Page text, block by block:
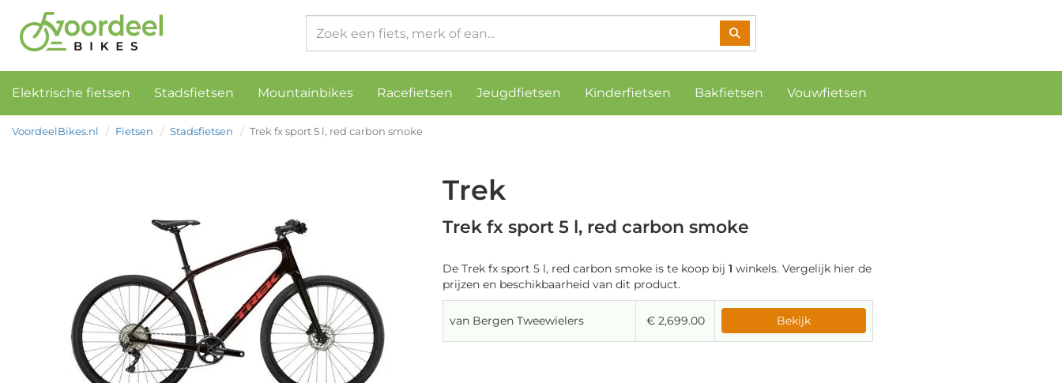
Elektrische fietsen Stadsfietsen Mountainbikes Racefietsen Jeugdfietsen Kinderfietsen Bakfietsen Vouwfietsen
VoordeelBikes.nl Fietsen Stadsfietsen Trek fx sport 5 l, red carbon smoke
Trek
Trek fx sport 5 l, red carbon smoke
De Trek fx sport 5 l, red carbon smoke is te koop bij 1 winkels. Vergelijk hier de
prijzen en beschikbaarheid van dit product.
van Bergen Tweewielers € 2,699.00 Bekijk